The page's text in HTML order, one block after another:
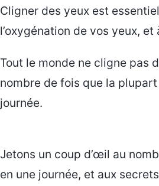
Cligner des yeux est
l’oxygénation de vos yeux,
Tout le monde ne cligne pas
nombre de fois que la
journée.
Jetons un coup d’œil au
en une journée, et aux